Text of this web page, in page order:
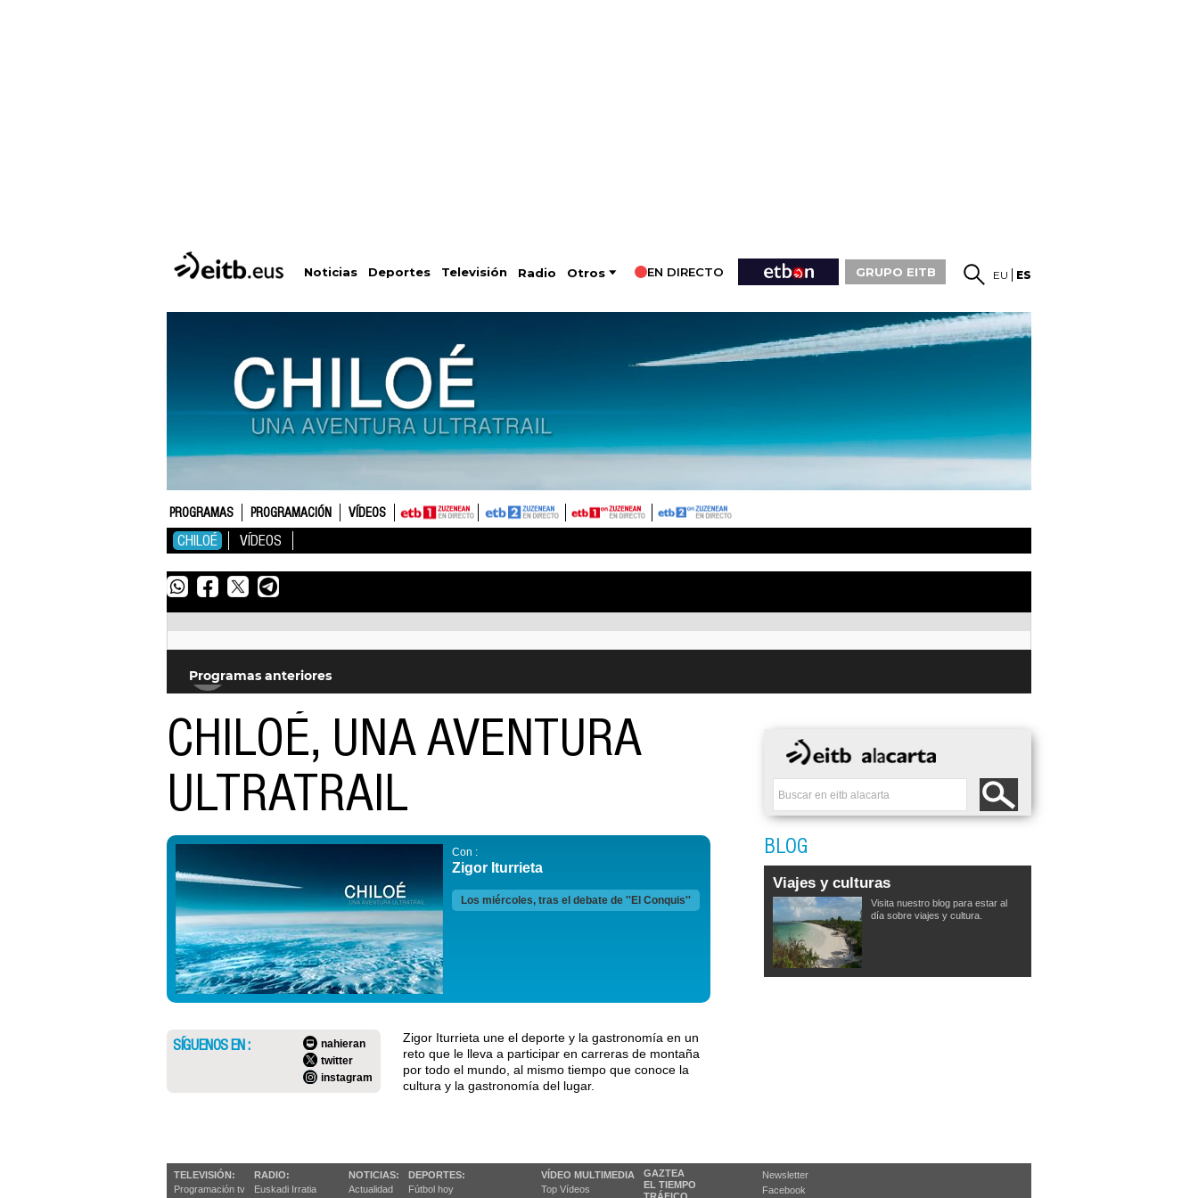
Noticias Deportes Televisión Radio Otros EN DIRECTO GRUPO EITB EU ES
PROGRAMAS PROGRAMACIÓN VÍDEOS
CHILOÉ VÍDEOS
Telegram
Programas anteriores
CHILOÉ, UNA AVENTURA
ULTRATRAIL
Con :
Zigor Iturrieta
Los miércoles, tras el debate de ''El Conquis''
SÍGUENOS EN :
nahieran
twitter
instagram
Zigor Iturrieta une el deporte y la gastronomía en un
reto que le lleva a participar en carreras de montaña
por todo el mundo, al mismo tiempo que conoce la
cultura y la gastronomía del lugar.
BLOG
Viajes y culturas
Visita nuestro blog para estar al
día sobre viajes y cultura.
TELEVISIÓN:
Programación tv
RADIO:
Euskadi Irratia
NOTICIAS:
Actualidad
DEPORTES:
Fútbol hoy
VÍDEO MULTIMEDIA
Top Vídeos
GAZTEA
EL TIEMPO
Newsletter
Facebook